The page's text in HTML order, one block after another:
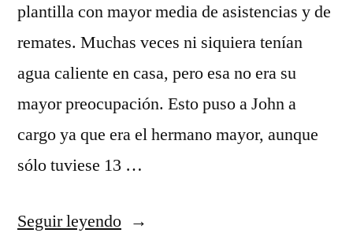
plantilla con mayor media de asistencias y de
remates. Muchas veces ni siquiera tenían
agua caliente en casa, pero esa no era su
mayor preocupación. Esto puso a John a
cargo ya que era el hermano mayor, aunque
sólo tuviese 13 …
Seguir leyendo««La